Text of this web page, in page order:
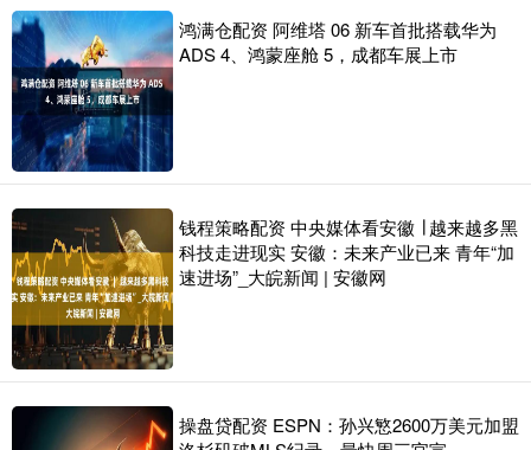
鸿满仓配资 阿维塔 06 新车首批搭载华为
ADS 4、鸿蒙座舱 5，成都车展上市
钱程策略配资 中央媒体看安徽 ∣ 越来越多黑
科技走进现实 安徽：未来产业已来 青年“加
速进场”_大皖新闻 | 安徽网
操盘贷配资 ESPN：孙兴慜2600万美元加盟